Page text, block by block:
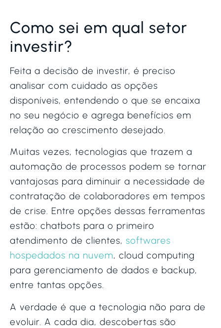
Como sei em qual setor
investir?
Feita a decisão de investir, é preciso
analisar com cuidado as opções
disponíveis, entendendo o que se encaixa
no seu negócio e agrega benefícios em
relação ao crescimento desejado.
Muitas vezes, tecnologias que trazem a
automação de processos podem se tornar
vantajosas para diminuir a necessidade de
contratação de colaboradores em tempos
de crise. Entre opções dessas ferramentas
estão: chatbots para o primeiro
atendimento de clientes, softwares
hospedados na nuvem, cloud computing
para gerenciamento de dados e backup,
entre tantas opções.
A verdade é que a tecnologia não para de
evoluir. A cada dia, descobertas são